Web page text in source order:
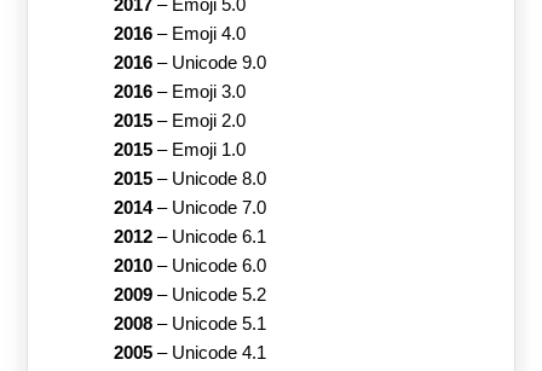
2017– Emoji 5.0
2016– Emoji 4.0
2016– Unicode 9.0
2016– Emoji 3.0
2015– Emoji 2.0
2015– Emoji 1.0
2015– Unicode 8.0
2014– Unicode 7.0
2012– Unicode 6.1
2010– Unicode 6.0
2009– Unicode 5.2
2008– Unicode 5.1
2005– Unicode 4.1